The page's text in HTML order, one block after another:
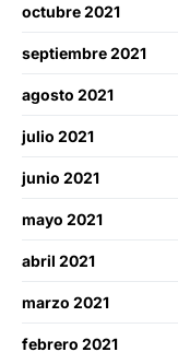
octubre 2021
septiembre 2021
agosto 2021
julio 2021
junio 2021
mayo 2021
abril 2021
marzo 2021
febrero 2021